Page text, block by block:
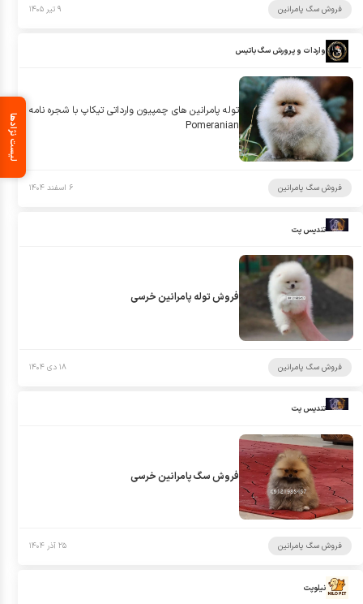
لیست نژادها
فروش سگ پامرانین ۹ تیر ۱۴۰۵
واردات و پرورش سگ باتیس
توله پامرانین های چمپیون وارداتی تیکاپ با شجره نامه
Pomeranian
فروش سگ پامرانین ۶ اسفند ۱۴۰۴
تندیس پت
فروش توله پامرانین خرسی
فروش سگ پامرانین ۱۸ دی ۱۴۰۴
تندیس پت
فروش سگ پامرانین خرسی
فروش سگ پامرانین ۲۵ آذر ۱۴۰۴
نیلوپت